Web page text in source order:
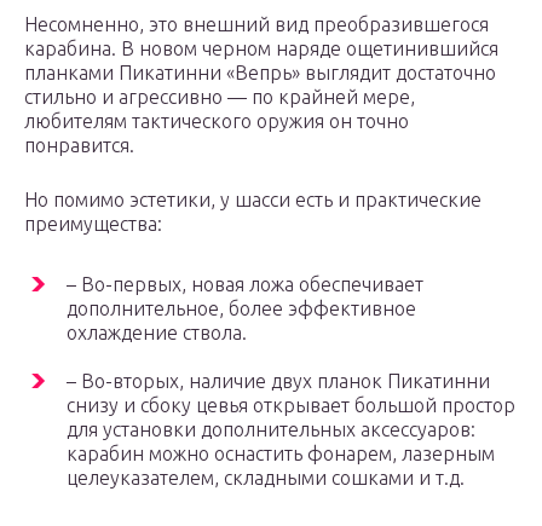
Несомненно, это внешний вид преобразившегося
карабина. В новом черном наряде ощетинившийся
планками Пикатинни «Вепрь» выглядит достаточно
стильно и агрессивно — по крайней мере,
любителям тактического оружия он точно
понравится.
Но помимо эстетики, у шасси есть и практические
преимущества:
– Во-первых, новая ложа обеспечивает
дополнительное, более эффективное
охлаждение ствола.
– Во-вторых, наличие двух планок Пикатинни
снизу и сбоку цевья открывает большой простор
для установки дополнительных аксессуаров:
карабин можно оснастить фонарем, лазерным
целеуказателем, складными сошками и т.д.